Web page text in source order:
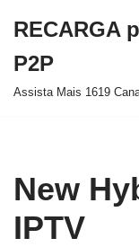
para
o
RECARGA
P2P
Assista Mais 1619
New
IPTV